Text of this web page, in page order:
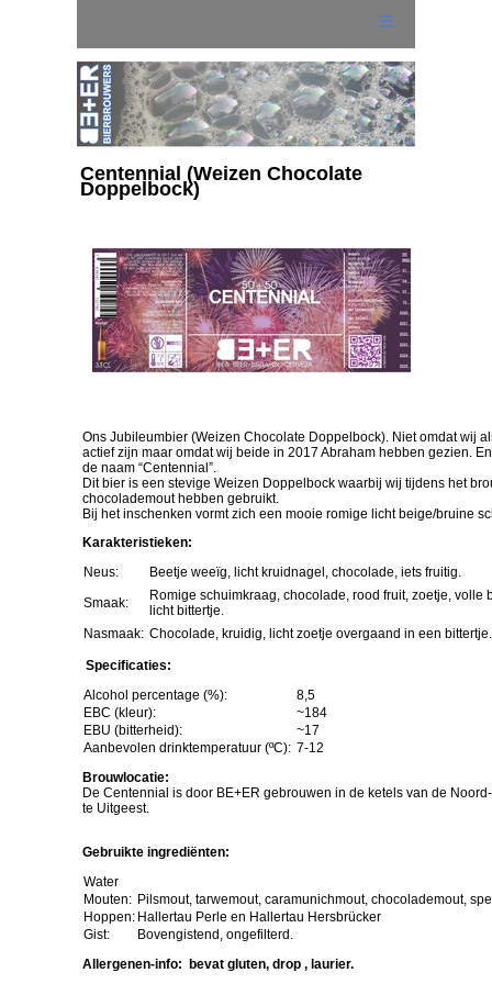
Centennial (Weizen Chocolate
Doppelbock)
Ons Jubileumbier (Weizen Chocolate Doppelbock). Niet omdat wij
actief zijn maar omdat wij beide in 2017 Abraham hebben gezien.
de naam “Centennial”.
Dit bier is een stevige Weizen Doppelbock waarbij wij tijdens het
chocolademout hebben gebruikt.
Bij het inschenken vormt zich een mooie romige licht beige/bruine
Karakteristieken:
Neus:
Beetje weeïg, licht kruidnagel, chocolade, iets fruitig.
Smaak:
Romige schuimkraag, chocolade, rood fruit, zoetje, volle
licht bittertje.
Nasmaak: Chocolade, kruidig, licht zoetje overgaand in een bittertje.
Specificaties:
Alcohol percentage (%):
8,5
EBC (kleur):
~184
EBU (bitterheid):
~17
Aanbevolen drinktemperatuur (ºC): 7-12
Brouwlocatie:
De Centennial is door BE+ER gebrouwen in de ketels van de
te Uitgeest.
Gebruikte ingrediënten:
Water
Mouten: Pilsmout, tarwemout, caramunichmout, chocolademout,
Hoppen: Hallertau Perle en Hallertau Hersbrücker
Gist:
Bovengistend, ongefilterd.
Allergenen-info: bevat gluten, drop , laurier.
Wat is BE+ER ?
Onze BE+ER-en
- Hemels
- Lust(r)um
- Of je Dorst Hebt!
- Bokkienator
- Pro-BE+ER-sel 1
- Centennial
- Laurier Porter
- Rokerige Zwarte
- Eigenzinnige Herfstbok